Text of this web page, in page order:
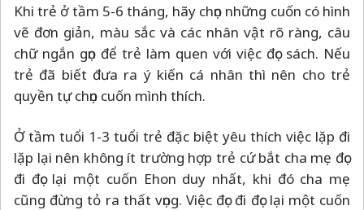
Khi trẻ ở tầm 5-6 tháng, hãy chọn những cuốn có hình
vẽ đơn giản, màu sắc và các nhân vật rõ ràng, câu
chữ ngắn gọn để trẻ làm quen với việc đọc sách. Nếu
trẻ đã biết đưa ra ý kiến cá nhân thì nên cho trẻ
quyền tự chọn cuốn mình thích.
Ở tầm tuổi 1-3 tuổi trẻ đặc biệt yêu thích việc lặp đi
lặp lại nên không ít trường hợp trẻ cứ bắt cha mẹ đọc
đi đọc lại một cuốn Ehon duy nhất, khi đó cha mẹ
cũng đừng tỏ ra thất vọng. Việc đọc đi đọc lại một cuốn